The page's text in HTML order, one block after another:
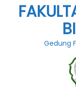
Gedung